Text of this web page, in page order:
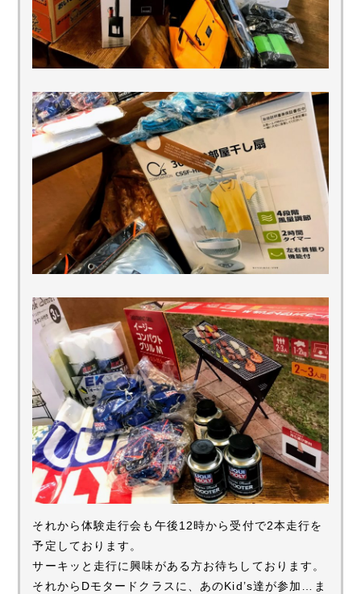
それから体験走行会も午後12時から受付で2本走行を
予定しております。
サーキッと走行に興味がある方お待ちしております。
それからDモタードクラスに、あのKid’s達が参加…ま